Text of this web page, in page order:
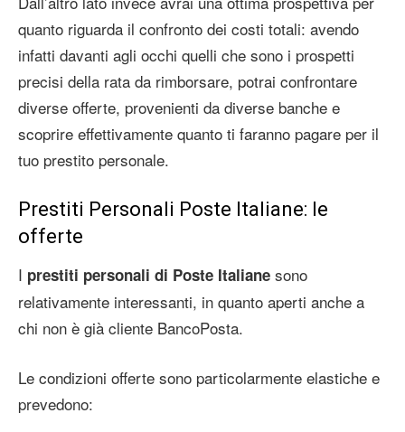
quanto riguarda il confronto dei costi totali: avendo
infatti davanti agli occhi quelli che sono i prospetti
precisi della rata da rimborsare, potrai confrontare
diverse offerte, provenienti da diverse banche e
scoprire effettivamente quanto ti faranno pagare per il
tuo prestito personale.
Prestiti Personali Poste Italiane: le
offerte
I prestiti personali di Poste Italiane sono
relativamente interessanti, in quanto aperti anche a
chi non è già cliente BancoPosta.
Le condizioni offerte sono particolarmente elastiche e
prevedono: